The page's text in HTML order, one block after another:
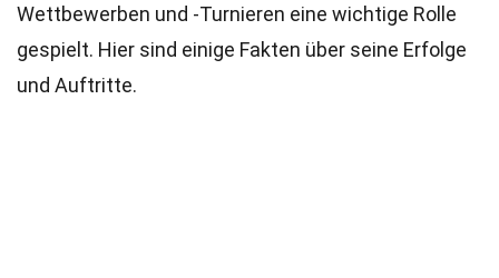
Wettbewerben und -Turnieren eine wichtige Rolle
gespielt. Hier sind einige Fakten über seine Erfolge
und Auftritte.